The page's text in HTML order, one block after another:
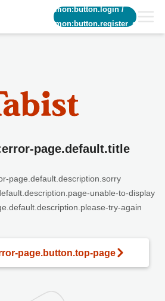
common:button.login/
common:button.register_short
page.default.title
page.default.description.sorry
unable-to-display
try-again
page.button.top-page